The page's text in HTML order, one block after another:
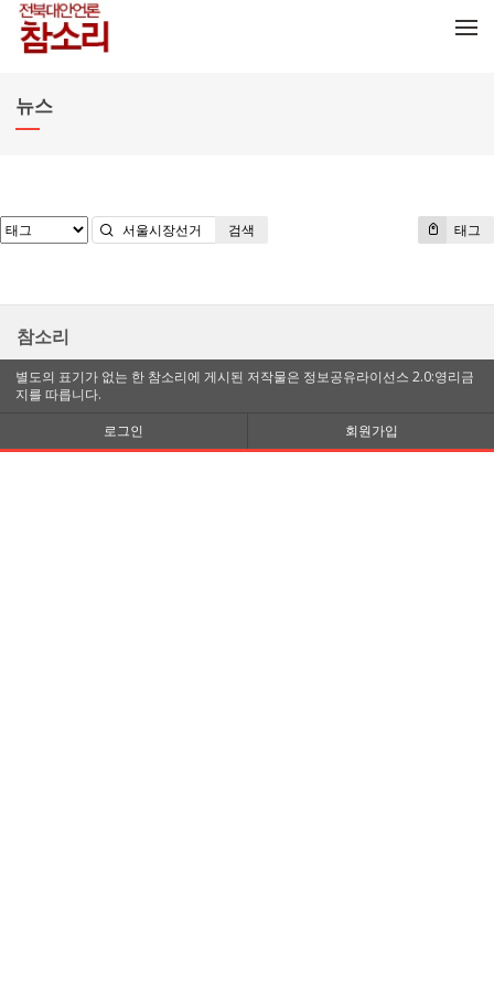
뉴스
태그
검색
참소리
별도의 표기가 없는 한 참소리에 게시된 저작물은 정보공유라이선스 2.0:영리금
지를 따릅니다.
로그인
회원가입